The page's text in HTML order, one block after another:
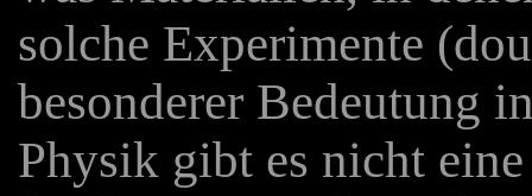
solche Experimente
besonderer Bedeutung
Physik gibt es nicht